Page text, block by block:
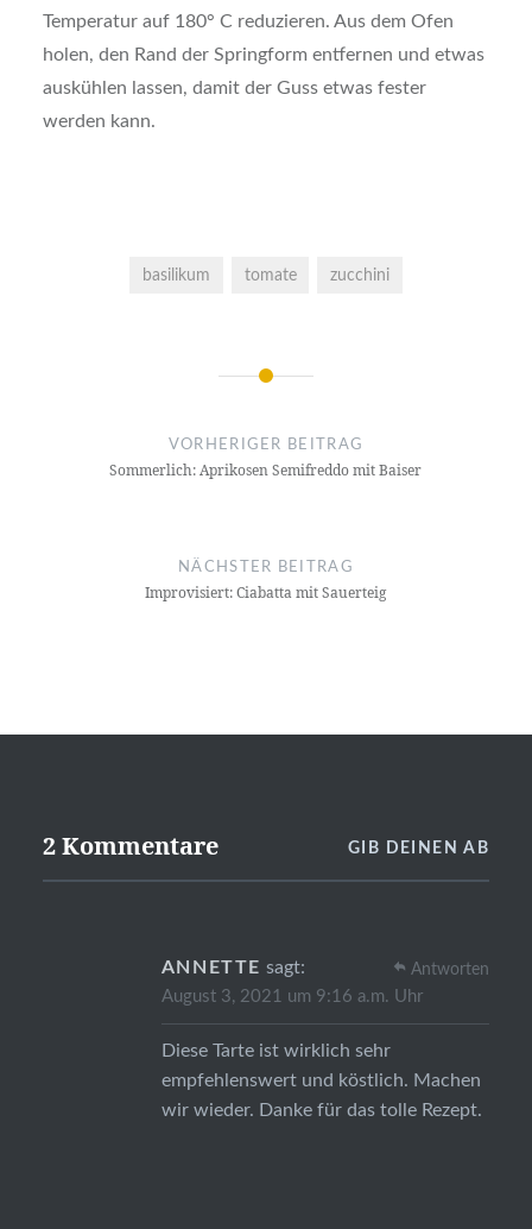
Temperatur auf 180° C reduzieren. Aus dem Ofen
holen, den Rand der Springform entfernen und etwas
auskühlen lassen, damit der Guss etwas fester
werden kann.
basilikum tomate zucchini
Beitragsnavigation
VORHERIGER BEITRAG
Sommerlich: Aprikosen Semifreddo mit Baiser
NÄCHSTER BEITRAG
Improvisiert: Ciabatta mit Sauerteig
2 Kommentare GIB DEINEN AB
ANNETTE sagt:
August 3, 2021 um 9:16 a.m. Uhr
Diese Tarte ist wirklich sehr
empfehlenswert und köstlich. Machen
wir wieder. Danke für das tolle Rezept.
Antworten